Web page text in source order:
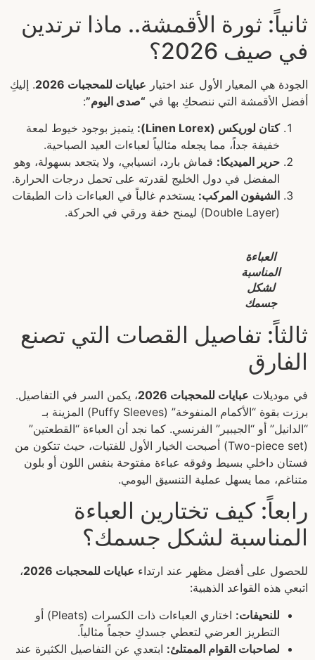
ثانياً: ثورة الأقمشة.. ماذا ترتدين
في صيف 2026؟
الجودة هي المعيار الأول عند اختيار عبايات للمحجبات 2026
. إليكِ
أفضل الأقمشة التي ننصحكِ بها في “صدى اليوم”:
كتان لوريكس (Linen Lorex):
يتميز بوجود خيوط لمعة
خفيفة جداً، مما يجعله مثالياً لعباءات العيد الصباحية.
حرير الميديكا: قماش بارد، انسيابي، ولا يتجعد بسهولة، وهو
المفضل في دول الخليج لقدرته على تحمل درجات الحرارة.
الشيفون المركب: يستخدم غالباً في العباءات ذات الطبقات
(Double Layer) ليمنح خفة ورقي في الحركة.
العباءة
المناسبة
لشكل
جسمك
ثالثاً: تفاصيل القصات التي تصنع
الفارق
في موديلات عبايات للمحجبات 2026
، يكمن السر في التفاصيل.
برزت بقوة “الأكمام المنفوخة” (Puffy Sleeves) المزينة بـ
“الدانيل” أو “الجيبير” الفرنسي. كما نجد أن العباءة “القطعتين”
(Two-piece set) أصبحت الخيار الأول للفتيات، حيث تتكون من
فستان داخلي بسيط وفوقه عباءة مفتوحة بنفس اللون أو بلون
متناغم، مما يسهل عملية التنسيق اليومي.
رابعاً: كيف تختارين العباءة
المناسبة لشكل جسمك؟
للحصول على أفضل مظهر عند ارتداء عبايات للمحجبات 2026
،
اتبعي هذه القواعد الذهبية:
للنحيفات:
اختاري العباءات ذات الكسرات (Pleats) أو
التطريز العرضي لتعطي جسدكِ حجماً مثالياً.
لصاحبات القوام الممتلئ: ابتعدي عن التفاصيل الكثيرة عند